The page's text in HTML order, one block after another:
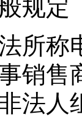
定
称电
销
法